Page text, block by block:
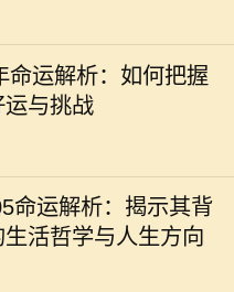
命运解析：如何把握
运与挑战
年，兔年象征着温和、机
在中国传统文化中，兔子
的动物，预示着繁荣和好
在兔年，我们可以期待许
命运解析：揭示其背
生活哲学与人生方向
日期都蕴藏着独特的命运
年5月5日也是如此。这
，不仅仅是数字的叠加，
某种能量的交汇。通过对